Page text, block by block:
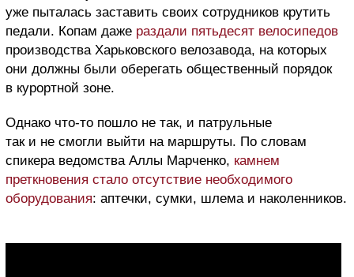
уже пыталась заставить своих сотрудников крутить
педали. Копам даже раздали пятьдесят велосипедов
производства Харьковского велозавода, на которых
они должны были оберегать общественный порядок
в курортной зоне.
Однако что-то пошло не так, и патрульные
так и не смогли выйти на маршруты. По словам
спикера ведомства Аллы Марченко, камнем
преткновения стало отсутствие необходимого
оборудования: аптечки, сумки, шлема и наколенников.